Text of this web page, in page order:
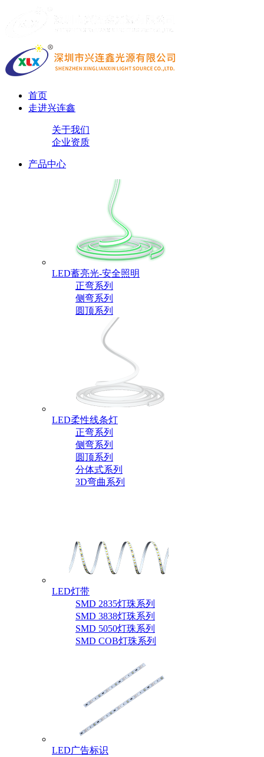
首页
走进兴连鑫
关于我们
企业资质
产品中心
LED蓄亮光-安全照明
正弯系列
侧弯系列
圆顶系列
LED柔性线条灯
正弯系列
侧弯系列
圆顶系列
分体式系列
3D弯曲系列
LED灯带
SMD 2835灯珠系列
SMD 3838灯珠系列
SMD 5050灯珠系列
SMD COB灯珠系列
LED广告标识